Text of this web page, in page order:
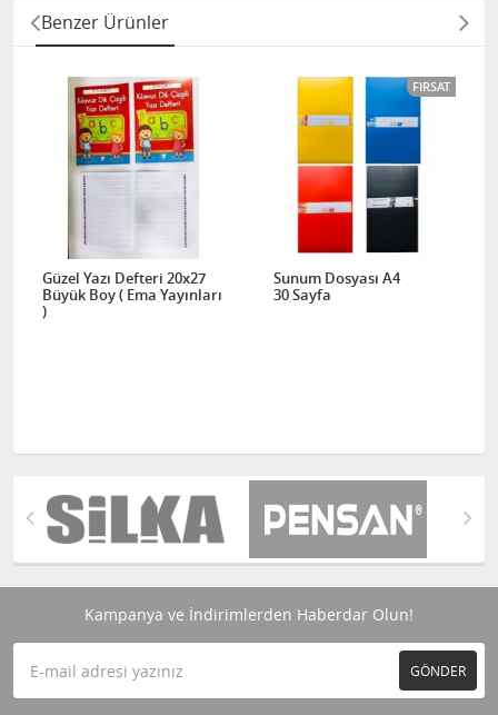
Benzer Ürünler
Güzel Yazı Defteri 20x27
Büyük Boy ( Ema Yayınları
)
FIRSAT
Sunum Dosyası A4
30 Sayfa
Kampanya ve İndirimlerden Haberdar Olun!
GÖNDER